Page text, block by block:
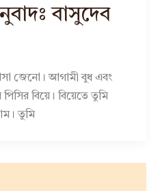
বাসুদেব
জেনো। আগামী বুধ এবং
বিয়ে। বিয়েতে তুমি
তুমি